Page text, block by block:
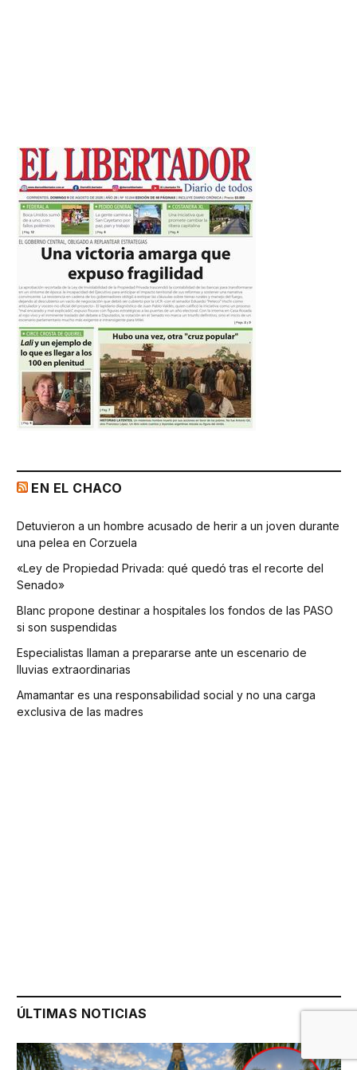
EN EL CHACO
Detuvieron a un hombre acusado de herir a un joven durante
una pelea en Corzuela
«Ley de Propiedad Privada: qué quedó tras el recorte del
Senado»
Blanc propone destinar a hospitales los fondos de las PASO
si son suspendidas
Especialistas llaman a prepararse ante un escenario de
lluvias extraordinarias
Amamantar es una responsabilidad social y no una carga
exclusiva de las madres
ÚLTIMAS NOTICIAS